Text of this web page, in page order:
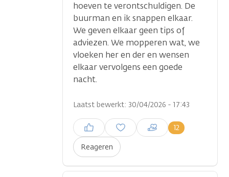
hoeven te verontschuldigen. De
buurman en ik snappen elkaar.
We geven elkaar geen tips of
adviezen. We mopperen wat, we
vloeken her en der en wensen
elkaar vervolgens een goede
nacht.
Laatst bewerkt: 30/04/2026 - 17:43
Reageren
12
Inloggen om een reactie te
plaatsen